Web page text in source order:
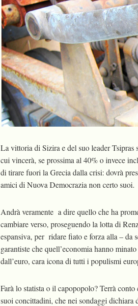
La vittoria di Sizira e del suo leader Tsipras
cui vincerà, se prossima al 40% o invece
di tirare fuori la Grecia dalla crisi: dovrà
amici di Nuova Democrazia non certo suoi.
Andrà veramente a dire quello che ha
cambiare verso, proseguendo la lotta di
espansiva, per ridare fiato e forza alla – da
garantiste che quell’economia hanno
dall’euro, cara icona di tutti i populismi
Farà lo statista o il capopopolo? Terrà
suoi concittadini, che nei sondaggi